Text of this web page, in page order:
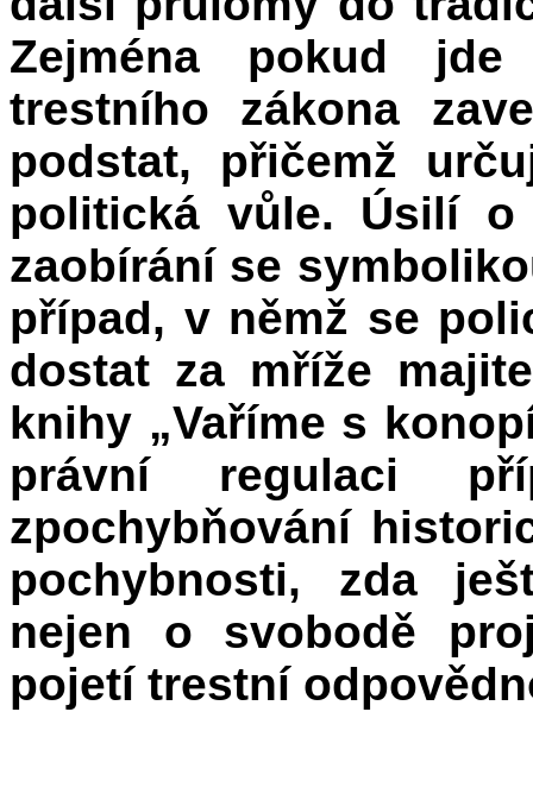
Zejména pokud
trestního zákona
podstat, přičemž
politická vůle. Úsilí o
zaobírání se
případ, v němž se
dostat za mříže
knihy „Vaříme s
právní regulaci
zpochybňování
pochybnosti, zda
nejen o svobodě
pojetí trestní